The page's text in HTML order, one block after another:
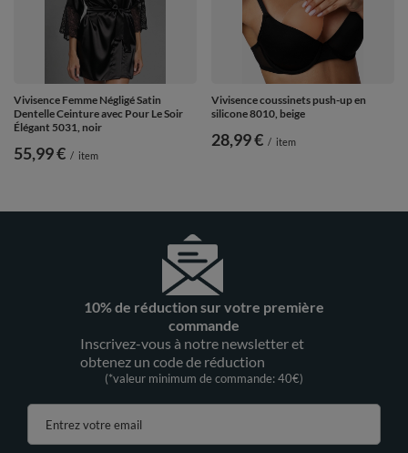
Vivisence Femme Négligé Satin
Dentelle Ceinture avec Pour Le Soir
Élégant 5031, noir
55,99 € / item
Vivisence coussinets push-up en
silicone 8010, beige
28,99 € / item
10% de réduction sur votre première
commande
Inscrivez-vous à notre newsletter et
obtenez un code de réduction
(*valeur minimum de commande: 40€)
Entrez votre email